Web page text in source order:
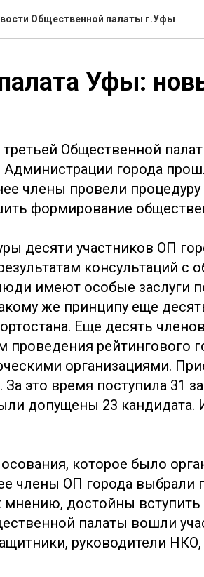
Общественной палаты г.Уфы
Уфы:
Общественной
города
члены провели процедуру
формирование
десяти участников ОП
консультаций с
имеют особые заслуги
же принципу еще
Еще десять
проведения рейтингового
организациями.
За это время поступила 31
допущены 23
которое было
члены ОП города выбрали
мнению, достойны
палаты вошли
руководители